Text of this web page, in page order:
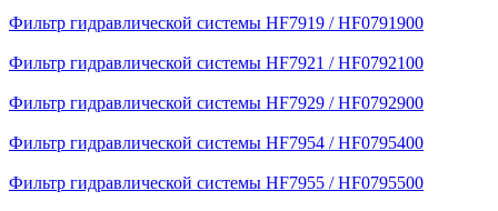
Фильтр гидравлической системы HF7919 / HF0791900
Фильтр гидравлической системы HF7921 / HF0792100
Фильтр гидравлической системы HF7929 / HF0792900
Фильтр гидравлической системы HF7954 / HF0795400
Фильтр гидравлической системы HF7955 / HF0795500